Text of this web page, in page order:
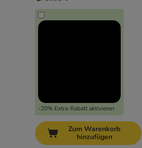
-20% Extra-Rabatt aktivieren
Zum Warenkorb
hinzufügen